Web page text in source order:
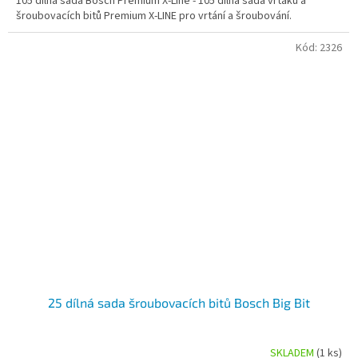
šroubovacích bitů Premium X-LINE pro vrtání a šroubování.
25 dílná sada šroubovacích bitů Bosch Big Bit
SKLADEM(1 ks)
Kód: 2326